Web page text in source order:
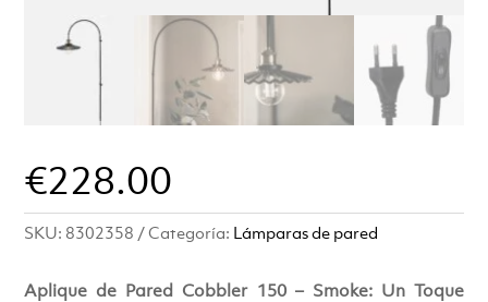
€228.00
SKU: 8302358 Categoría: Lámparas de pared
Aplique de Pared Cobbler 150 – Smoke: Un Toque